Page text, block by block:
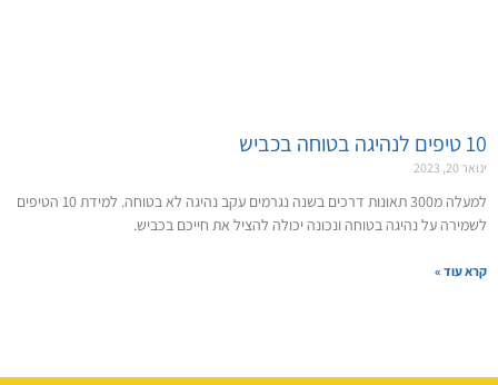
10 טיפים לנהיגה בטוחה בכביש
ינואר 20, 2023
למעלה מ300 תאונות דרכים בשנה נגרמים עקב נהיגה לא בטוחה. למידת 10 הטיפים
לשמירה על נהיגה בטוחה ונכונה יכולה להציל את חייכם בכביש.
קרא עוד »